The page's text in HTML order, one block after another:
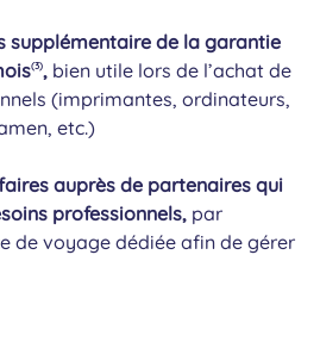
supplémentaire de la garantie
(3), bien utile lors de l’achat de
(imprimantes, ordinateurs,
etc.)
auprès de partenaires qui
professionnels, par
de voyage dédiée afin de gérer